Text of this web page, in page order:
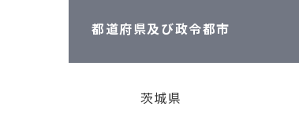
都道府県及び政令都市
茨城県